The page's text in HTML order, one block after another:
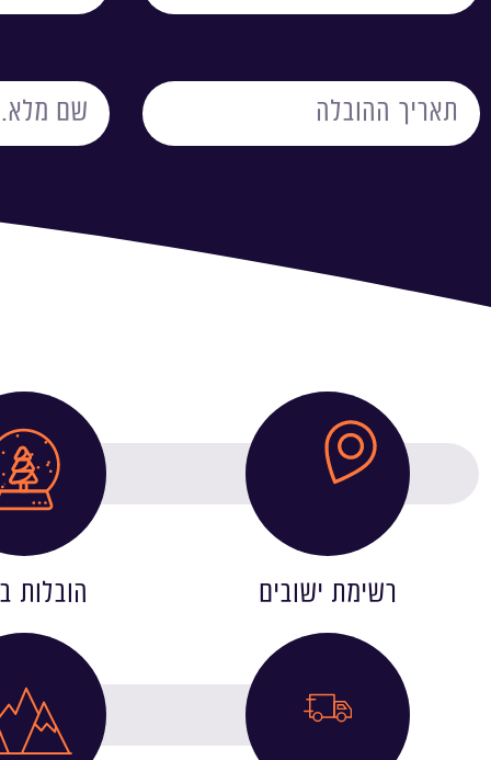
רשימת ישובים הובלות